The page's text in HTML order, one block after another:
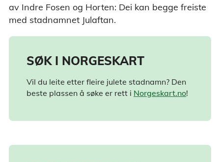
av Indre Fosen og Horten: Dei kan begge freiste
med stadnamnet Julaftan.
SØK I NORGESKART
Vil du leite etter fleire julete stadnamn? Den
beste plassen å søke er rett i Norgeskart.no!